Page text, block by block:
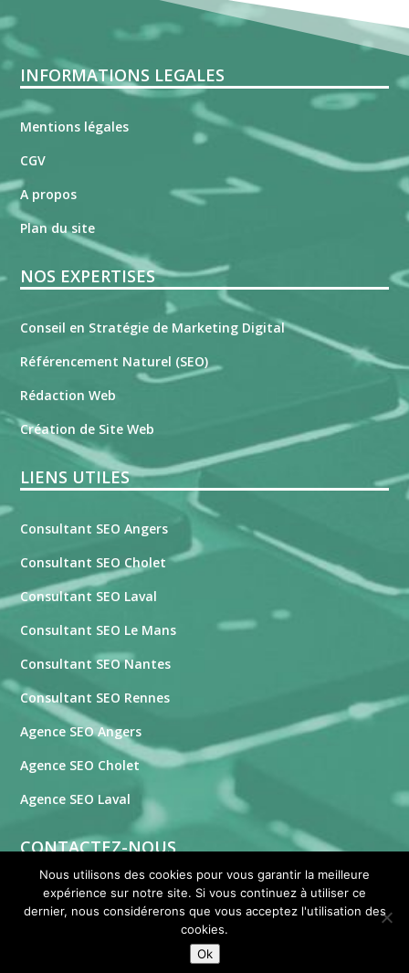
INFORMATIONS LEGALES
Mentions légales
CGV
A propos
Plan du site
NOS EXPERTISES
Conseil en Stratégie de Marketing Digital
Référencement Naturel (SEO)
Rédaction Web
Création de Site Web
LIENS UTILES
Consultant SEO Angers
Consultant SEO Cholet
Consultant SEO Laval
Consultant SEO Le Mans
Consultant SEO Nantes
Consultant SEO Rennes
Agence SEO Angers
Agence SEO Cholet
Agence SEO Laval
CONTACTEZ-NOUS
Formulaire de contact
Nous utilisons des cookies pour vous garantir la meilleure
expérience sur notre site. Si vous continuez à utiliser ce
dernier, nous considérerons que vous acceptez l'utilisation des
cookies.
Ok
Contactez-nous